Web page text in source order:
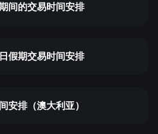
间的交易时间安排
假期交易时间安排
安排（澳大利亚）